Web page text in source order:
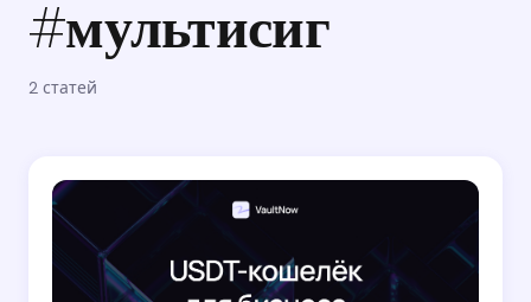
#мультисиг
2 статей